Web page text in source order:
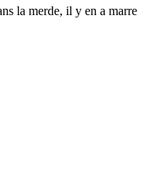
la merde, il y en a marre